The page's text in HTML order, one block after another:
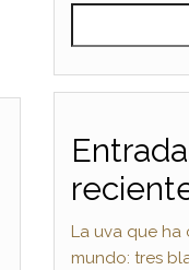
La uva que
mundo: tres